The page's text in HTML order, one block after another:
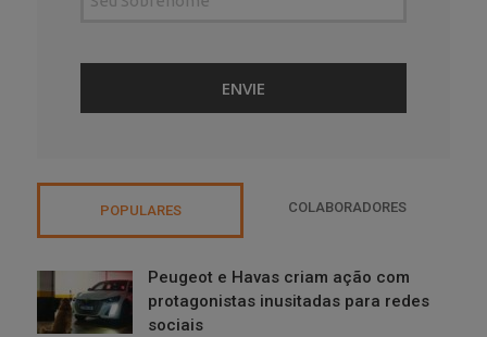
POPULARES COLABORADORES
Peugeot e Havas criam ação com
protagonistas inusitadas para redes
sociais